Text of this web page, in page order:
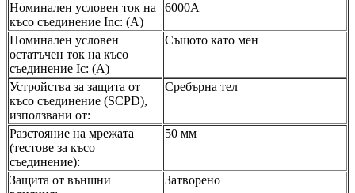
Номинален условен ток на
късо съединение Inc: (A)
6000А
Номинален условен
остатъчен ток на късо
съединение Ic: (A)
Същото като мен
Устройства за защита от
късо съединение (SCPD),
използвани от:
Сребърна тел
Разстояние на мрежата
(тестове за късо
съединение):
50 мм
Защита от външни
Затворено